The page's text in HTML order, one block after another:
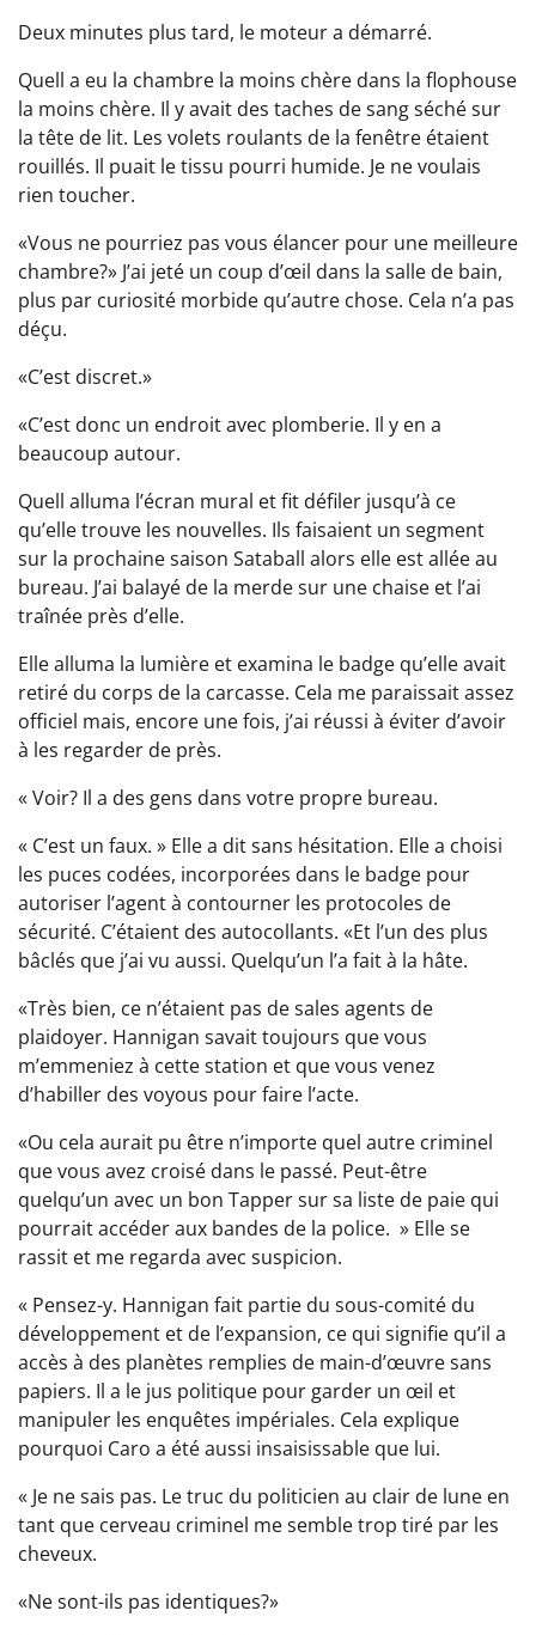
Deux minutes plus tard, le moteur a démarré.
Quell a eu la chambre la moins chère dans la flophouse
la moins chère. Il y avait des taches de sang séché sur
la tête de lit. Les volets roulants de la fenêtre étaient
rouillés. Il puait le tissu pourri humide. Je ne voulais
rien toucher.
«Vous ne pourriez pas vous élancer pour une meilleure
chambre?» J’ai jeté un coup d’œil dans la salle de bain,
plus par curiosité morbide qu’autre chose. Cela n’a pas
déçu.
«C’est discret.»
«C’est donc un endroit avec plomberie. Il y en a
beaucoup autour.
Quell alluma l’écran mural et fit défiler jusqu’à ce
qu’elle trouve les nouvelles. Ils faisaient un segment
sur la prochaine saison Sataball alors elle est allée au
bureau. J’ai balayé de la merde sur une chaise et l’ai
traînée près d’elle.
Elle alluma la lumière et examina le badge qu’elle avait
retiré du corps de la carcasse. Cela me paraissait assez
officiel mais, encore une fois, j’ai réussi à éviter d’avoir
à les regarder de près.
« Voir? Il a des gens dans votre propre bureau.
« C’est un faux. » Elle a dit sans hésitation. Elle a choisi
les puces codées, incorporées dans le badge pour
autoriser l’agent à contourner les protocoles de
sécurité. C’étaient des autocollants. «Et l’un des plus
bâclés que j’ai vu aussi. Quelqu’un l’a fait à la hâte.
«Très bien, ce n’étaient pas de sales agents de
plaidoyer. Hannigan savait toujours que vous
m’emmeniez à cette station et que vous venez
d’habiller des voyous pour faire l’acte.
«Ou cela aurait pu être n’importe quel autre criminel
que vous avez croisé dans le passé. Peut-être
quelqu’un avec un bon Tapper sur sa liste de paie qui
pourrait accéder aux bandes de la police. » Elle se
rassit et me regarda avec suspicion.
« Pensez-y. Hannigan fait partie du sous-comité du
développement et de l’expansion, ce qui signifie qu’il a
accès à des planètes remplies de main-d’œuvre sans
papiers. Il a le jus politique pour garder un œil et
manipuler les enquêtes impériales. Cela explique
pourquoi Caro a été aussi insaisissable que lui.
« Je ne sais pas. Le truc du politicien au clair de lune en
tant que cerveau criminel me semble trop tiré par les
cheveux.
«Ne sont-ils pas identiques?»